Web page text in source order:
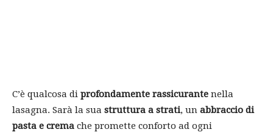
C’è qualcosa di profondamente rassicurante nella
lasagna. Sarà la sua struttura a strati, un abbraccio di
pasta e crema che promette conforto ad ogni